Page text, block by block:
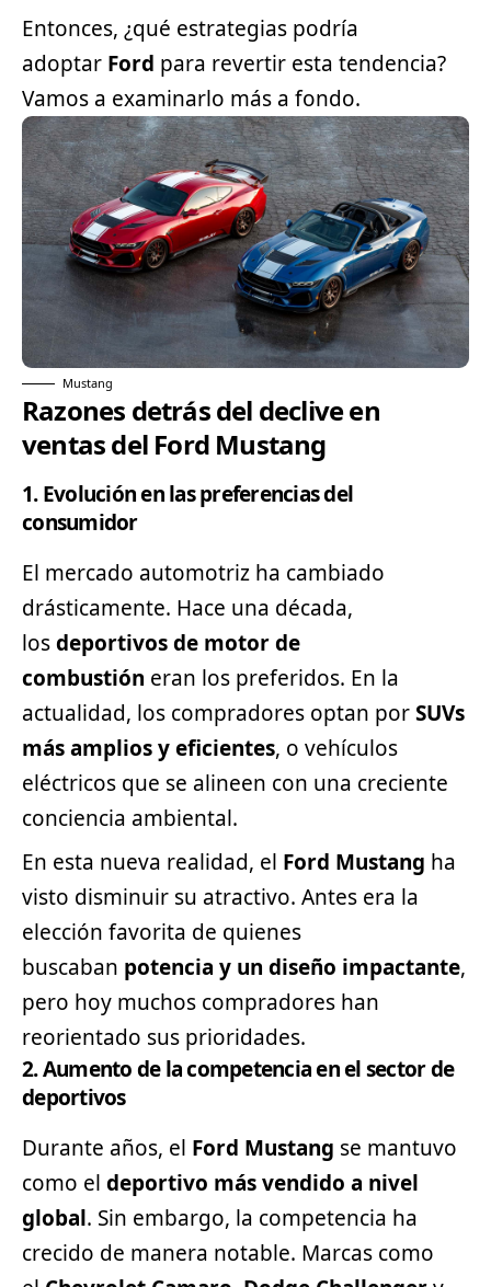
Entonces, ¿qué estrategias podría
adoptar Ford para revertir esta tendencia?
Vamos a examinarlo más a fondo.
Mustang
Razones detrás del declive en
ventas del Ford Mustang
1. Evolución en las preferencias del
consumidor
El mercado automotriz ha cambiado
drásticamente. Hace una década,
losdeportivos de motor de
combustión eran los preferidos. En la
actualidad, los compradores optan porSUVs
más amplios y eficientes, o vehículos
eléctricos que se alineen con una creciente
conciencia ambiental.
En esta nueva realidad, el Ford Mustang ha
visto disminuir su atractivo. Antes era la
elección favorita de quienes
buscaban potencia y un diseño impactante,
pero hoy muchos compradores han
reorientado sus prioridades.
2. Aumento de la competencia en el sector de
deportivos
Durante años, el Ford Mustang se mantuvo
como el deportivo más vendido a nivel
global. Sin embargo, la competencia ha
crecido de manera notable. Marcas como